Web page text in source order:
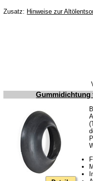
Downloads
Warenkorb
Zusatz: Hinweise zur